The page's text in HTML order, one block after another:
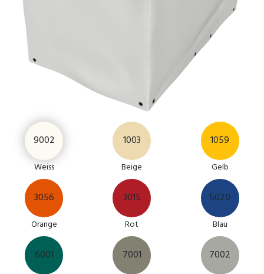
9002
Weiss
1003
Beige
1059
Gelb
3056
Orange
3015
Rot
5020
Blau
6001 7001 7002